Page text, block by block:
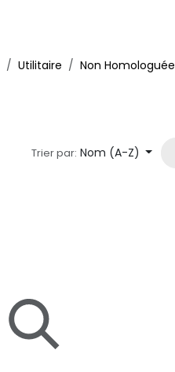
Utilitaire Non Homologuée
Trier par: Nom (A-Z)